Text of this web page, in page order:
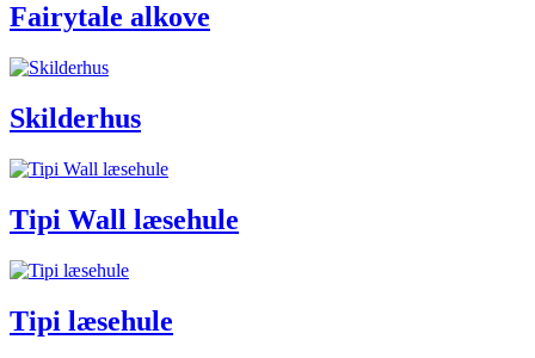
Fairytale alkove
Skilderhus
Tipi Wall læsehule
Tipi læsehule